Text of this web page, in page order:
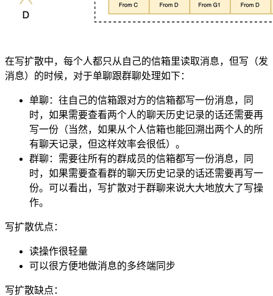
在写扩散中，每个人都只从自己的信箱里读取消息，但写（发
消息）的时候，对于单聊跟群聊处理如下：
单聊：往自己的信箱跟对方的信箱都写一份消息，同
时，如果需要查看两个人的聊天历史记录的话还需要再
写一份（当然，如果从个人信箱也能回溯出两个人的所
有聊天记录，但这样效率会很低）。
群聊：需要往所有的群成员的信箱都写一份消息，同
时，如果需要查看群的聊天历史记录的话还需要再写一
份。可以看出，写扩散对于群聊来说大大地放大了写操
作。
写扩散优点：
读操作很轻量
可以很方便地做消息的多终端同步
写扩散缺点：